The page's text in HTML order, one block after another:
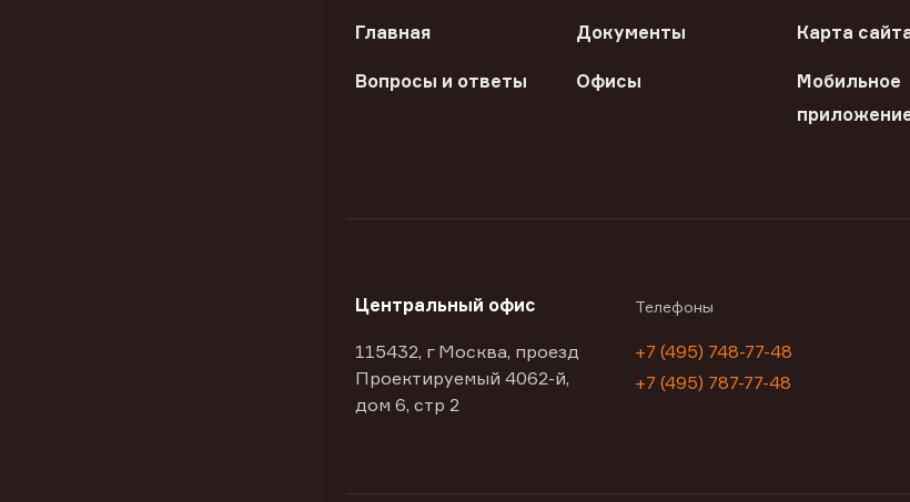
Главная Документы Карта
Вопросы и ответы Офисы
Мобильное
Центральный офис
115432, г Москва, проезд
Проектируемый 4062-й,
дом 6, стр 2
Телефоны
+7 (495) 748-77-48
+7 (495) 787-77-48